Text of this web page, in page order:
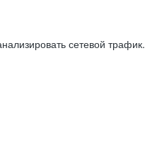
сетевой трафик.